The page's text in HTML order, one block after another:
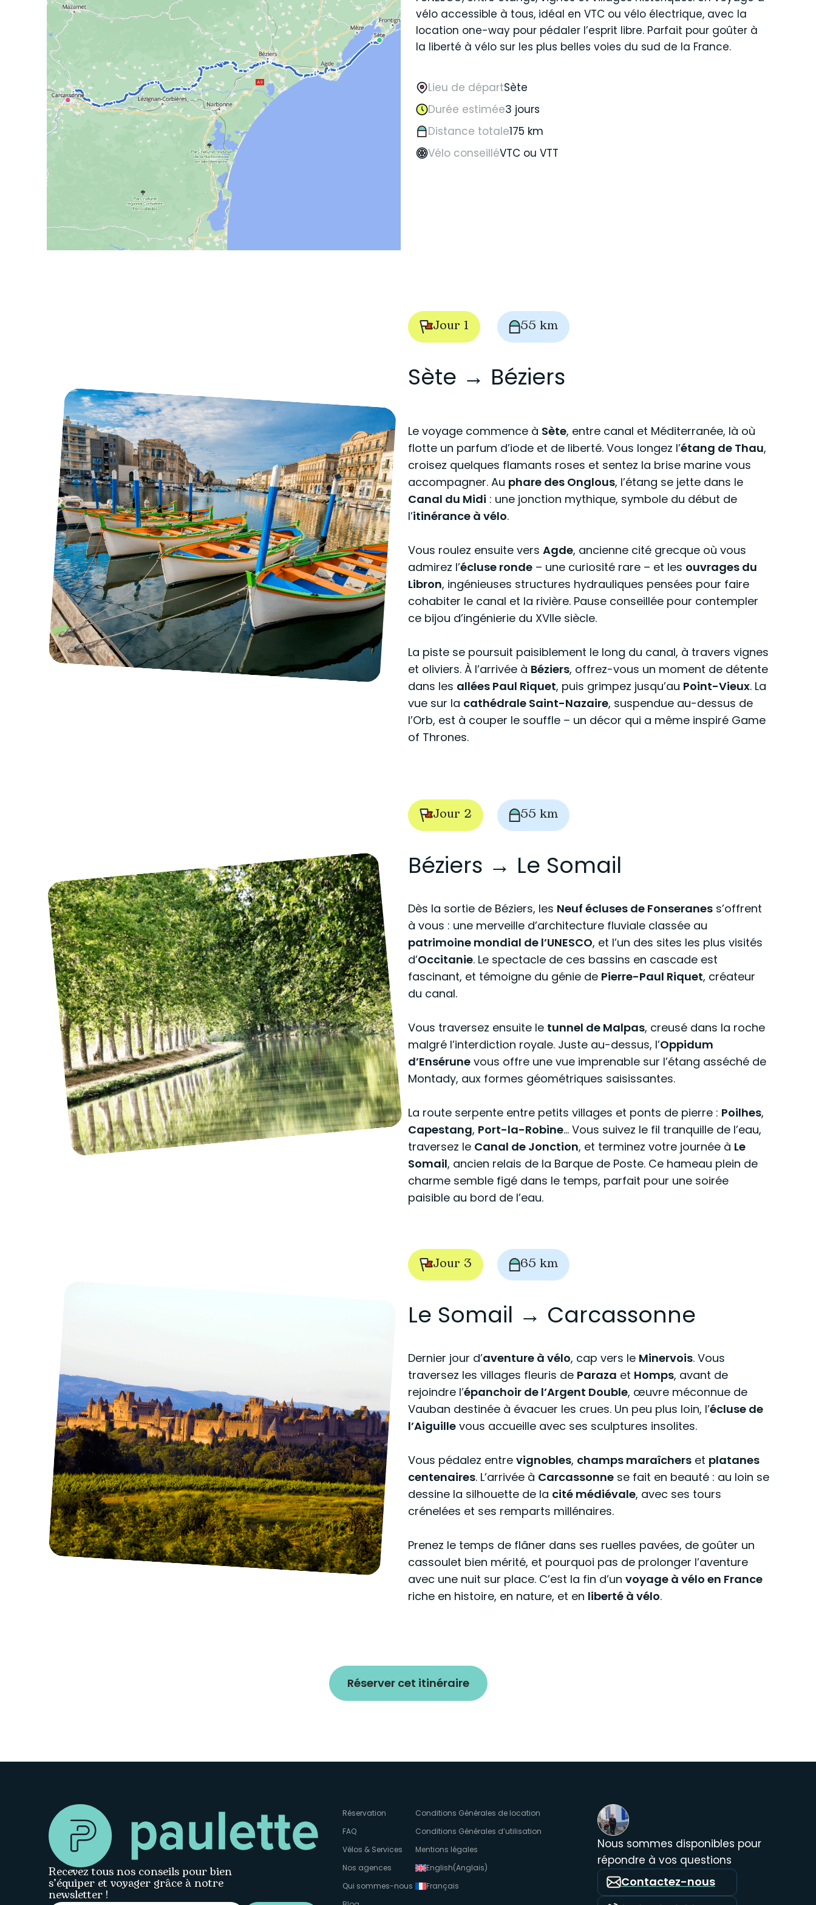
vélo accessible à tous, idéal en VTC ou vélo électrique, avec la
location one-way pour pédaler l’esprit libre. Parfait pour goûter à
la liberté à vélo sur les plus belles voies du sud de la France.
Lieu de départSète
Durée estimée3 jours
Distance totale175 km
Vélo conseilléVTC ou VTT
Jour 1 55 km
Sète → Béziers
Le voyage commence à Sète, entre canal et Méditerranée, là où
flotte un parfum d’iode et de liberté. Vous longez l’étang de Thau,
croisez quelques flamants roses et sentez la brise marine vous
accompagner. Au phare des Onglous, l’étang se jette dans le
Canal du Midi : une jonction mythique, symbole du début de
l’itinérance à vélo.
Vous roulez ensuite vers Agde, ancienne cité grecque où vous
admirez l’écluse ronde – une curiosité rare – et les ouvrages du
Libron, ingénieuses structures hydrauliques pensées pour faire
cohabiter le canal et la rivière. Pause conseillée pour contempler
ce bijou d’ingénierie du XVIIe siècle.
La piste se poursuit paisiblement le long du canal, à travers vignes
et oliviers. À l’arrivée à Béziers, offrez-vous un moment de détente
dans les allées Paul Riquet, puis grimpez jusqu’au Point-Vieux. La
vue sur la cathédrale Saint-Nazaire, suspendue au-dessus de
l’Orb, est à couper le souffle – un décor qui a même inspiré Game
of Thrones.
Jour 2 55 km
Béziers → Le Somail
Dès la sortie de Béziers, les Neuf écluses de Fonseranes s’offrent
à vous : une merveille d’architecture fluviale classée au
patrimoine mondial de l’UNESCO, et l’un des sites les plus visités
d’Occitanie. Le spectacle de ces bassins en cascade est
fascinant, et témoigne du génie de Pierre-Paul Riquet, créateur
du canal.
Vous traversez ensuite le tunnel de Malpas, creusé dans la roche
malgré l’interdiction royale. Juste au-dessus, l’Oppidum
d’Ensérune vous offre une vue imprenable sur l’étang asséché de
Montady, aux formes géométriques saisissantes.
La route serpente entre petits villages et ponts de pierre : Poilhes,
Capestang, Port-la-Robine… Vous suivez le fil tranquille de l’eau,
traversez le Canal de Jonction, et terminez votre journée à Le
Somail, ancien relais de la Barque de Poste. Ce hameau plein de
charme semble figé dans le temps, parfait pour une soirée
paisible au bord de l’eau.
Jour 3 65 km
Le Somail → Carcassonne
Dernier jour d’aventure à vélo, cap vers le Minervois. Vous
traversez les villages fleuris de Paraza et Homps, avant de
rejoindre l’épanchoir de l’Argent Double, œuvre méconnue de
Vauban destinée à évacuer les crues. Un peu plus loin, l’écluse de
l’Aiguille vous accueille avec ses sculptures insolites.
Vous pédalez entre vignobles, champs maraîchers et platanes
centenaires. L’arrivée à Carcassonne se fait en beauté : au loin se
dessine la silhouette de la cité médiévale, avec ses tours
crénelées et ses remparts millénaires.
Prenez le temps de flâner dans ses ruelles pavées, de goûter un
cassoulet bien mérité, et pourquoi pas de prolonger l’aventure
avec une nuit sur place. C’est la fin d’un voyage à vélo en France
riche en histoire, en nature, et en liberté à vélo.
Réserver cet itinéraire
Recevez tous nos conseils pour bien
s’équiper et voyager grâce à notre
newsletter !
Réservation
FAQ
Vélos & Services
Nos agences
Qui sommes-nous
Conditions Générales de location
Conditions Générales d’utilisation
Mentions légales
English(Anglais)
Français
Nous sommes disponibles pour
répondre à vos questions
Contactez-nous